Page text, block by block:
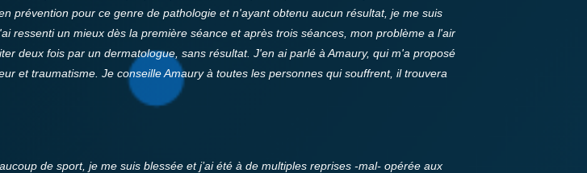
prévention pour ce genre de pathologie et n'ayant obtenu aucun résultat, je me suis
ressenti un mieux dès la première séance et après trois séances, mon problème a l'air
deux fois par un dermatologue, sans résultat. J'en ai parlé à Amaury, qui m'a proposé
et traumatisme. Je conseille Amaury à toutes les personnes qui souffrent, il trouvera
de sport, je me suis blessée et j’ai été à de multiples reprises -mal- opérée aux